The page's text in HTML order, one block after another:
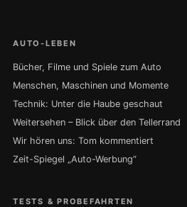
AUTO-LEBEN
Bücher, Filme und Spiele zum Auto
Menschen, Maschinen und Momente
Technik: Unter die Haube geschaut
Weitersehen – Blick über den Tellerrand
Wir hören uns: Tom kommentiert
Zeit-Spiegel „Auto-Werbung“
TESTS & PROBEFAHRTEN